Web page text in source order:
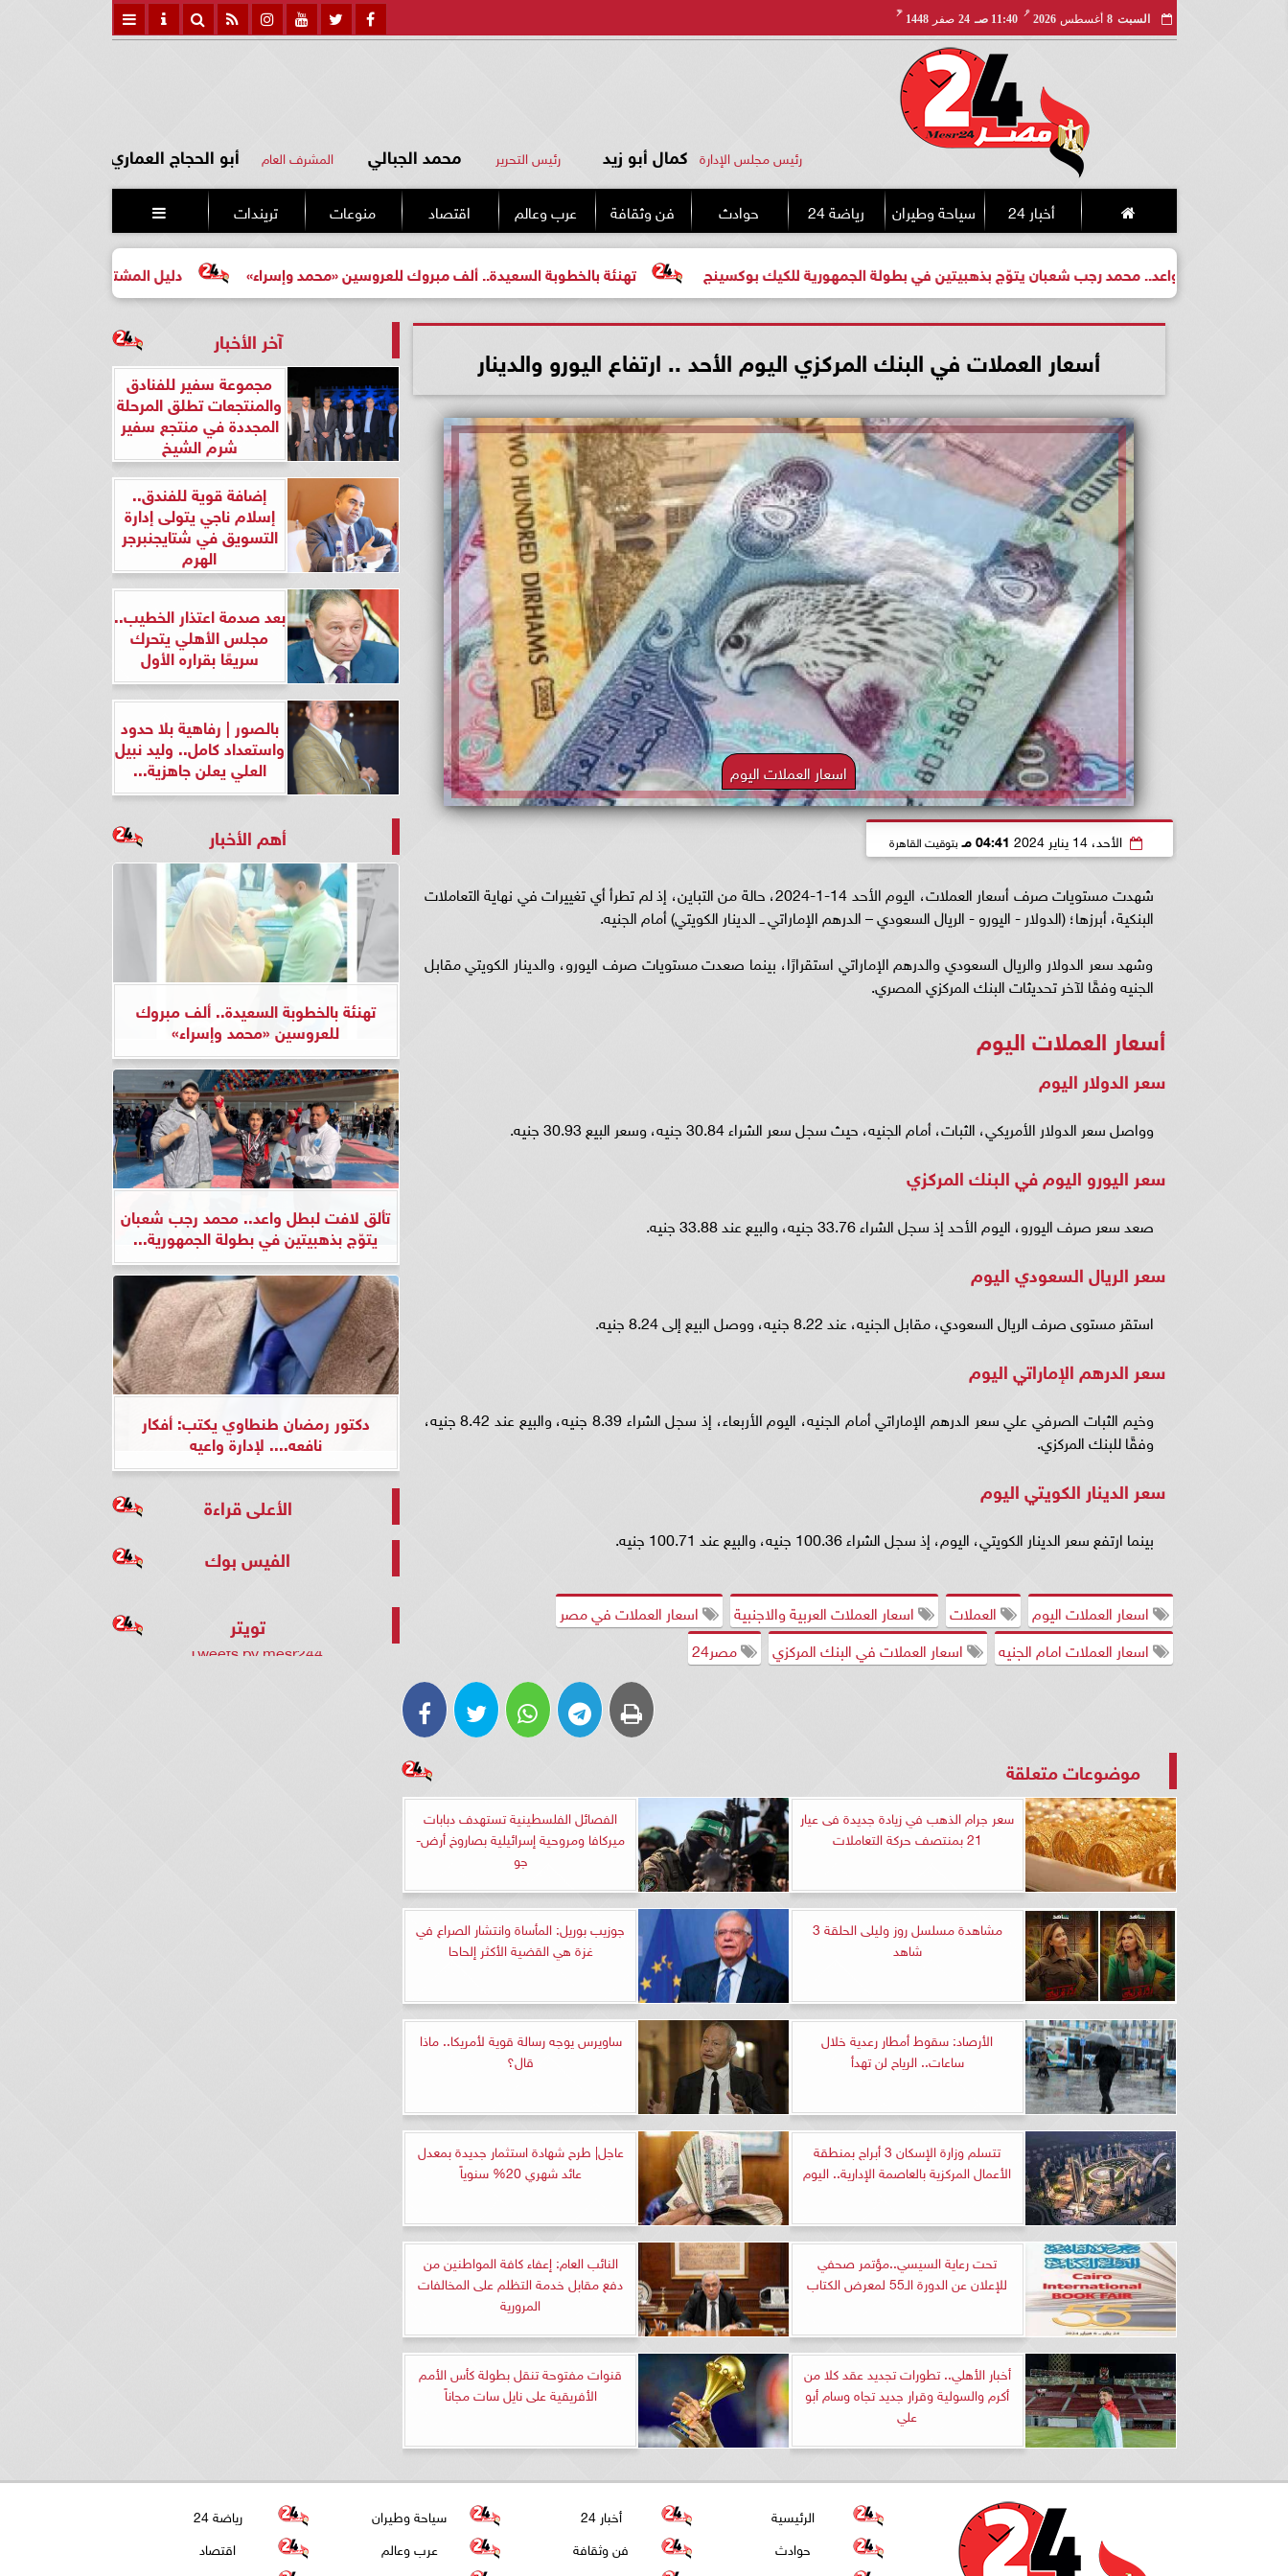
السبت 8 أغسطس 2026
مـ
11:40 صـ 24 صفر 1448
هـ
رئيس مجلس الإدارة كمال أبو زيد رئيس التحرير محمد الجبالي المشرف العام أبو الحجاج العماري
أخبار 24 سياحة وطيران رياضة 24 حوادث فن وثقافة عرب وعالم اقتصاد منوعات تريندات 
دليل المشتري لأول مرة لاختيار مشروع تهنئة بالخطوبة السعيدة.. ألف مبروك للعروسين «محمد وإسراء» واعد.. محمد رجب شعبان يتوّج بذهبيتين في بطولة الجمهورية للكيك بوكسينج
أسعار العملات في البنك المركزي اليوم الأحد .. ارتفاع اليورو والدينار
اسعار العملات اليوم
الأحد، 14 يناير 2024 04:41 مـ بتوقيت القاهرة
شهدت مستويات صرف أسعار العملات، اليوم الأحد 14-1-2024، حالة من التباين، إذ لم تطرأ أي تغييرات ‎في نهاية التعاملات
البنكية، أبرزها؛ (الدولار - اليورو - الريال السعودي – الدرهم الإماراتي ــ الدينار الكويتي) أمام الجنيه.
وشهد سعر الدولار والريال السعودي والدرهم الإماراتي استقرارًا، بينما صعدت مستويات صرف اليورو، والدينار الكويتي مقابل
الجنيه وفقًا لآخر تحديثات البنك المركزي المصري‏‎.
أسعار العملات اليوم
سعر الدولار اليوم
وواصل سعر الدولار الأمريكي، الثبات، أمام الجنيه، حيث سجل سعر الشراء 30.84 جنيه، وسعر البيع 30.93 جنيه.
سعر اليورو اليوم في البنك المركزي
صعد سعر صرف اليورو، اليوم الأحد إذ سجل الشراء 33.76 جنيه، والبيع عند 33.88 ‏جنيه.
سعر الريال السعودياليوم
استقر مستوى صرف الريال السعودي، مقابل الجنيه، عند 8.22 جنيه، ووصل البيع إلى 8.24 جنيه.
سعر الدرهم الإماراتي اليوم
وخيم الثبات الصرفي علي سعر الدرهم الإماراتي أمام الجنيه، اليوم الأربعاء، إذ سجل الشراء 8.39 جنيه، والبيع عند 8.42 جنيه،
وفقًا للبنك المركزي.
سعر الدينار الكويتي اليوم
بينما ارتفع سعر الدينار الكويتي، اليوم، إذ سجل الشراء 100.36 جنيه، والبيع عند 100.71 جنيه.
اسعار العملات اليوم العملات اسعار العملات العربية والاجنبية
اسعار العملات في مصر
اسعار العملات امام الجنيه
اسعار العملات في البنك المركزي مصر24
موضوعات متعلقة
سعر جرام الذهب في زيادة جديدة فى عيار
21 بمنتصف حركة التعاملات
الفصائل الفلسطينية تستهدف دبابات
ميركافا ومروحية إسرائيلية بصاروخ أرض-
جو
مشاهدة مسلسل روز وليلى الحلقة 3
شاهد
جوزيب بوريل: المأساة وانتشار الصراع في
غزة هي القضية الأكثر إلحاحا
الأرصاد: سقوط أمطار رعدية خلال
ساعات.. الرياح لن تهدأ
ساويرس يوجه رسالة قوية لأمريكا.. ماذا
قال؟
تتسلم وزارة الإسكان 3 أبراج بمنطقة
الأعمال المركزية بالعاصمة الإدارية.. اليوم
عاجل| طرح شهادة استثمار جديدة بمعدل
عائد شهري 20% سنوياً
تحت رعاية السيسي..مؤتمر صحفي
للإعلان عن الدورة الـ55 لمعرض الكتاب
النائب العام: إعفاء كافة المواطنين من
دفع مقابل خدمة التظلم على المخالفات
المرورية
أخبار الأهلي.. تطورات تجديد عقد كلا من
أكرم والسولية وقرار جديد تجاه وسام أبو
علي
قنوات مفتوحة تنقل بطولة كأس الأمم
الأفريقية على نايل سات مجاناً
آخر الأخبار
مجموعة سفير للفنادق
والمنتجعات تطلق المرحلة
المجددة في منتجع سفير
شرم الشيخ
إضافة قوية للفندق..
إسلام ناجي يتولى إدارة
التسويق في شتايجنبرجر
الهرم
بعد صدمة اعتذار الخطيب..
مجلس الأهلي يتحرك
سريعًا بقراره الأول
بالصور | رفاهية بلا حدود
واستعداد كامل.. وليد نبيل
العلي يعلن جاهزية...
أهم الأخبار
تهنئة بالخطوبة السعيدة.. ألف مبروك
للعروسين «محمد وإسراء»
تألق لافت لبطل واعد.. محمد رجب شعبان
يتوّج بذهبيتين في بطولة الجمهورية...
دكتور رمضان طنطاوي يكتب: أفكار
نافعه.... لإدارة واعيه
الأعلى قراءة
الفيس بوك
تويتر
Tweets by mesr244
الرئيسية أخبار 24 سياحة وطيران
رياضة 24
حوادث
فن وثقافة عرب وعالم
اقتصاد